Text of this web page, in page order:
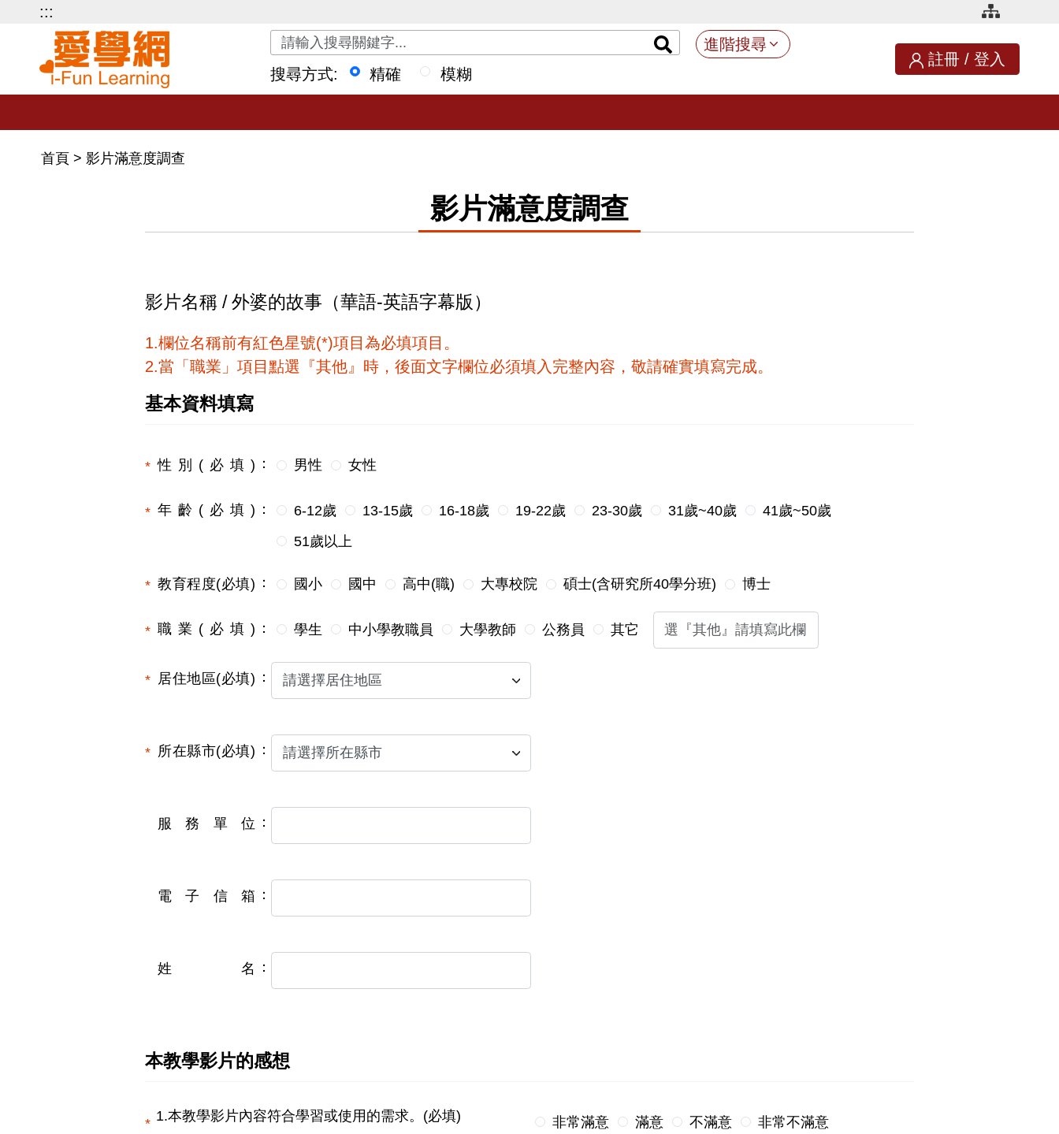
:::
關鍵字搜尋
進階搜尋
搜尋方式:
精確 模糊
註冊 / 登入
首頁 > 影片滿意度調查
影片滿意度調查
影片名稱 / 外婆的故事（華語-英語字幕版）
1.欄位名稱前有紅色星號(*)項目為必填項目。
2.當「職業」項目點選『其他』時，後面文字欄位必須填入完整內容，敬請確實填寫完成。
基本資料填寫
性別(必填) 男性 女性
年齡(必填) 6-12歲 13-15歲 16-18歲 19-22歲 23-30歲 31歲~40歲
41歲~50歲
51歲以上
教育程度(必填) 國小 國中 高中(職) 大專校院 碩士(含研究所40學分班) 博士
職業(必填) 學生 中小學教職員 大學教師 公務員 其它
居住地區(必填)
所在縣市(必填)
服務單位
電子信箱
姓名
本教學影片的感想
1.本教學影片內容符合學習或使用的需求。(必填) 非常滿意 滿意 不滿意 非常不滿意